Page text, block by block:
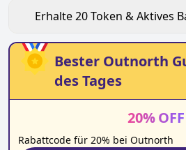
verdienen Sie Token bei
den Code testen.
SieOutnorth-
anderen Käufern beim
Erhalte20Token & Aktives
Bester Outnorth
des Tages
20%OFF
Rabattcode für 20% bei Outnorth